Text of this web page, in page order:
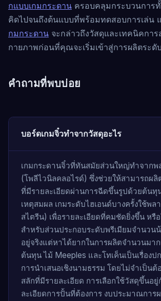
กแบบเกมกระดาน ครอบคลุมกระบวนการ
คิดไปจนถึงต้นแบบที่พร้อมทดสอบการเล่น
กมกระดาน จะกล่าวถึงวัสดุและเทคนิคกา
กายภาพก่อนที่คุณจะเริ่มเข้าสู่การผลิตระดั
คำถามที่พบบ่อย
บอร์ดเกมจิ๋วทำจากวัสดุอะไร
เกมกระดานจิ๋วที่ทันสมัยส่วนใหญ่ทำจาก
(โพลีไวนิลคลอไรด์) ซึ่งช่วยให้สามารถผลิ
ที่มีรายละเอียดผ่านการฉีดขึ้นรูปด้วยต้น
เหตุสมผล เกมระดับไฮเอนด์บางครั้งใช้พล
สไตรีน) เพื่อรายละเอียดที่คมชัดยิ่งขึ้น หรื
สำหรับส่วนประกอบระดับพรีเมียมจำนวน
อยู่จริงแต่หาได้ยากในการผลิตจำนวนมาก
ต้นทุน ไม้ Meeples และโทเค็นเป็นเรื่องป
การนำเสนอเชิงนามธรรม โดยไม่จำเป็นต้
สลักที่มีรายละเอียด การเลือกใช้วัสดุขึ้นอ
ละเอียดการปั้นที่ต้องการ งบประมาณการ